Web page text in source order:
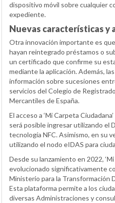
dispositivo móvil sobre cualquier
expediente.
Nuevas características y
Otra innovación importante es
hayan reintegrado préstamos o
un certificado que confirme su
mediante la aplicación. Además,
información sobre sucesiones
servicios del Colegio de
Mercantiles de España.
El acceso a ‘Mi Carpeta
será posible ingresar utilizando el
tecnología NFC. Asimismo, en su
utilizando el nodo eIDAS para
Desde su lanzamiento en 2022,
evolucionado significativamente
Ministerio para la Transformación
Esta plataforma permite a los
diversas Administraciones y